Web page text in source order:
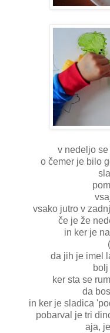
v nedeljo
o čemer je bilo
vsako jutro v
če je že
in ker je
da jih je imel
ker sta se
da
in ker je sladica
pobarval je tri
aja,